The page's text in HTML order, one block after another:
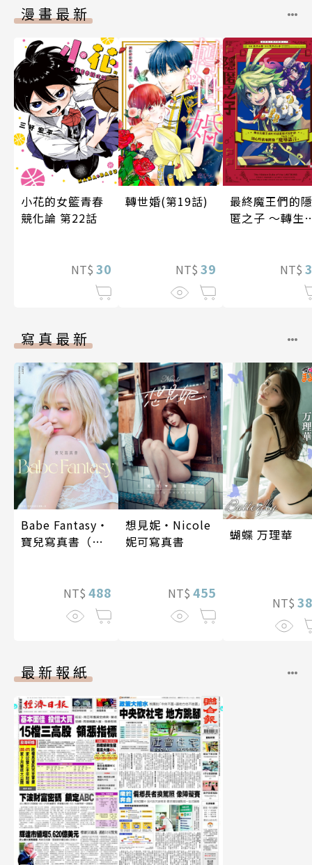
漫畫最新
小花的女籃青春
競化論 第22話
NT$ 30
轉世婚(第19話)
NT$ 39
最終魔王們的隱
匿之子 ～轉生
所欲地開發「魔
導語言《Magic
Code》」～ 第
NT$
寫真最新
Babe Fantasy‧
寶兒寫真書（加
NT$ 488
想見妮‧Nicole
妮可寫真書
NT$ 455
蝴蝶 万理華
NT$
最新報紙